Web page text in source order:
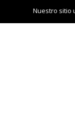
Nuestro sitio